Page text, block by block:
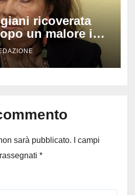
ricoverata
un malore in
sta oggi l’ex
sarà pubblicato.
I campi
*